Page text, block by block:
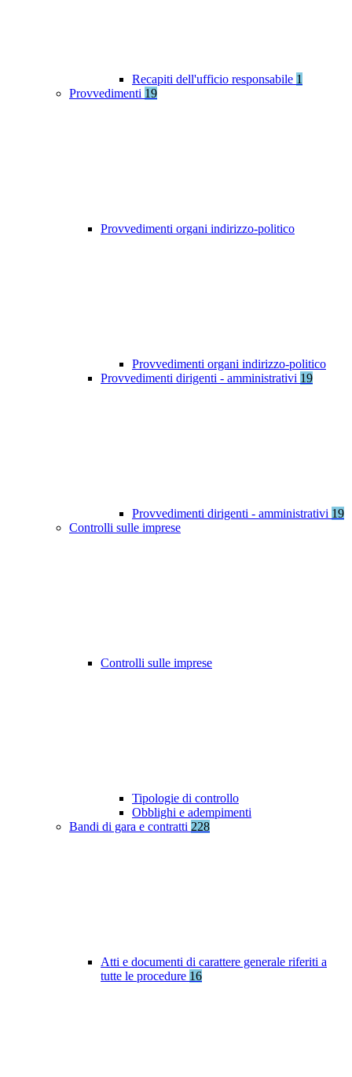
Recapiti dell'ufficio responsabile 1
Provvedimenti 19
Provvedimenti organi indirizzo-politico
Provvedimenti organi indirizzo-politico
Provvedimenti dirigenti - amministrativi 19
Provvedimenti dirigenti - amministrativi 19
Controlli sulle imprese
Controlli sulle imprese
Tipologie di controllo
Obblighi e adempimenti
Bandi di gara e contratti 228
Atti e documenti di carattere generale riferiti a
tutte le procedure 16